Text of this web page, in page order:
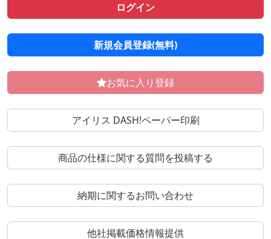
ログイン
新規会員登録(無料)
お気に入り登録
アイリス DASH!ペーパー印刷
商品の仕様に関する質問を投稿する
納期に関するお問い合わせ
他社掲載価格情報提供